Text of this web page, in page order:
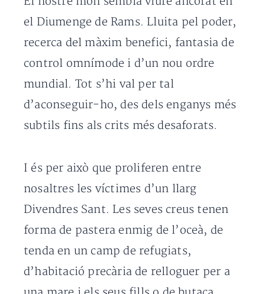
el Diumenge de Rams. Lluita pel poder,
recerca del màxim benefici, fantasia de
control omnímode i d’un nou ordre
mundial. Tot s’hi val per tal
d’aconseguir-ho, des dels enganys més
subtils fins als crits més desaforats.
I és per això que proliferen entre
nosaltres les víctimes d’un llarg
Divendres Sant. Les seves creus tenen
forma de pastera enmig de l’oceà, de
tenda en un camp de refugiats,
d’habitació precària de relloguer per a